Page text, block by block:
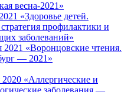
весна-2021»
«Здоровье детей.
профилактики и
заболеваний»
2021 «Воронцовские чтения.
— 2021»
2020 «Аллергические и
заболевания —